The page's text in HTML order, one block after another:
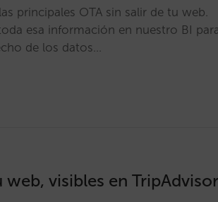
principales OTA sin salir de tu web.
esa información en nuestro BI
de los datos…
web, visibles en